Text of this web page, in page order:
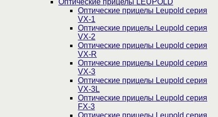
Оптические прицелы LEUPOLD
Оптические прицелы Leupold серия
VX-1
Оптические прицелы Leupold серия
VX-2
Оптические прицелы Leupold серия
VX-R
Оптические прицелы Leupold серия
VX-3
Оптические прицелы Leupold серия
VX-3L
Оптические прицелы Leupold серия
FX-3